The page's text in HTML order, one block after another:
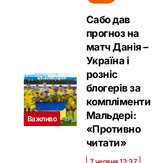
Важливо
Сабо дав
прогноз на
матч Данія –
Україна і
розніс
блогерів за
компліменти
Мальдері:
«Противно
читати»